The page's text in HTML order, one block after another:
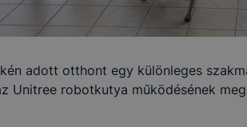
adott otthont egy különleges
Unitree robotkutya működésének